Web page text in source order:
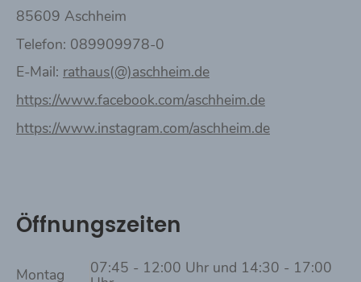
85609 Aschheim
Telefon: 089909978-0
E-Mail: rathaus(@)aschheim.de
https://www.facebook.com/aschheim.de
https://www.instagram.com/aschheim.de
Öffnungszeiten
Montag 07:45 - 12:00 Uhr und 14:30 - 17:00